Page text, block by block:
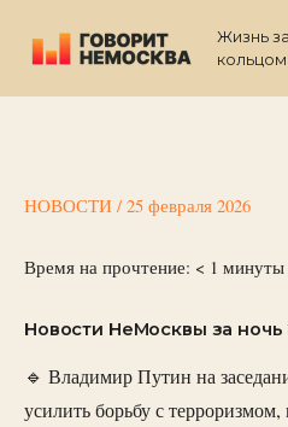
содержимому
Жизнь
кольцом
НОВОСТИ / 25 февраля 2026
Время на прочтение: < 1 минуты
Новости НеМосквы за ночь
🔹 Владимир Путин на
усилить борьбу с